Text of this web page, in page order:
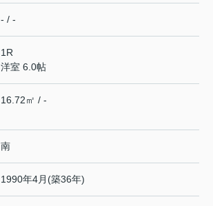
- / -
1R
洋室 6.0帖
16.72㎡ / -
南
1990年4月(築36年)